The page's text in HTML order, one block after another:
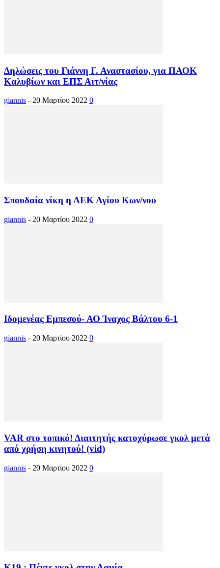
Δηλώσεις του Γιάννη Γ. Αναστασίου, για ΠΑΟΚ
Καλυβίων και ΕΠΣ Αιτ/νίας
giannis - 20 Μαρτίου 2022 0
Σπουδαία νίκη η ΑΕΚ Αγίου Κων/νου
giannis - 20 Μαρτίου 2022 0
Ιδομενέας Εμπεσού- ΑΟ Ίναχος Βάλτου 6-1
giannis - 20 Μαρτίου 2022 0
VAR στο τοπικό! Διαιτητής κατοχύρωσε γκολ μετά
από χρήση κινητού! (vid)
giannis - 20 Μαρτίου 2022 0